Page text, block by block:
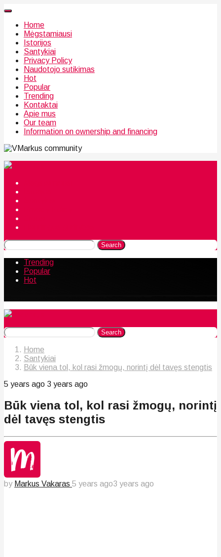
Home
Mėgstamiausi
Istorijos
Santykiai
Privacy Policy
Naudotojo sutikimas
Hot
Popular
Trending
Kontaktai
Apie mus
Our team
Information on ownership and financing
community
Search
Trending
Popular
Hot
Search
Home
Santykiai
Būk viena tol, kol rasi žmogų, norintį dėl tavęs stengtis
5 years ago 3 years ago
Būk viena tol, kol rasi žmogų, norintį
dėl tavęs stengtis
by Markus Vakaras 5 years ago3 years ago